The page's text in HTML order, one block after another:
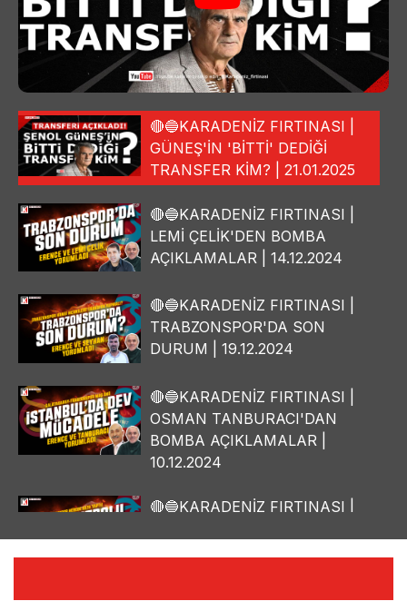
🔴🔵KARADENİZ FIRTINASI |
GÜNEŞ'İN 'BİTTİ' DEDİĞİ
TRANSFER KİM? | 21.01.2025
🔴🔵KARADENİZ FIRTINASI |
LEMİ ÇELİK'DEN BOMBA
AÇIKLAMALAR | 14.12.2024
🔴🔵KARADENİZ FIRTINASI |
TRABZONSPOR'DA SON
DURUM | 19.12.2024
🔴🔵KARADENİZ FIRTINASI |
OSMAN TANBURACI'DAN
BOMBA AÇIKLAMALAR |
10.12.2024
🔴🔵KARADENİZ FIRTINASI |
🔴🔵KARADENİZ FIRTINASI |